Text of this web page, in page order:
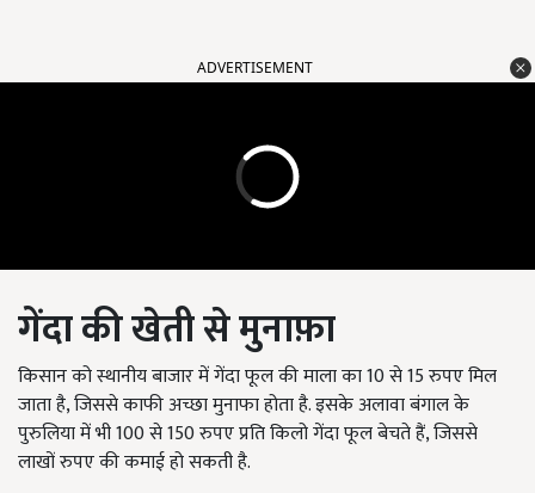
ADVERTISEMENT
गेंदा की खेती से मुनाफ़ा
किसान को स्थानीय बाजार में गेंदा फूल की माला का 10से15रुपए मिल
जाता है,जिससे काफी अच्छा मुनाफा होता है.इसके अलावा बंगाल के
पुरुलिया में भी100से150रुपए प्रति किलो गेंदा फूल बेचते हैं,जिससे
लाखों रुपए की कमाई हो सकती है.